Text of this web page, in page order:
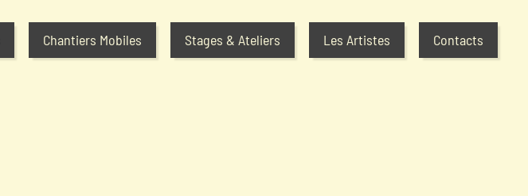
Chantiers Mobiles Stages & Ateliers Les Artistes Contacts